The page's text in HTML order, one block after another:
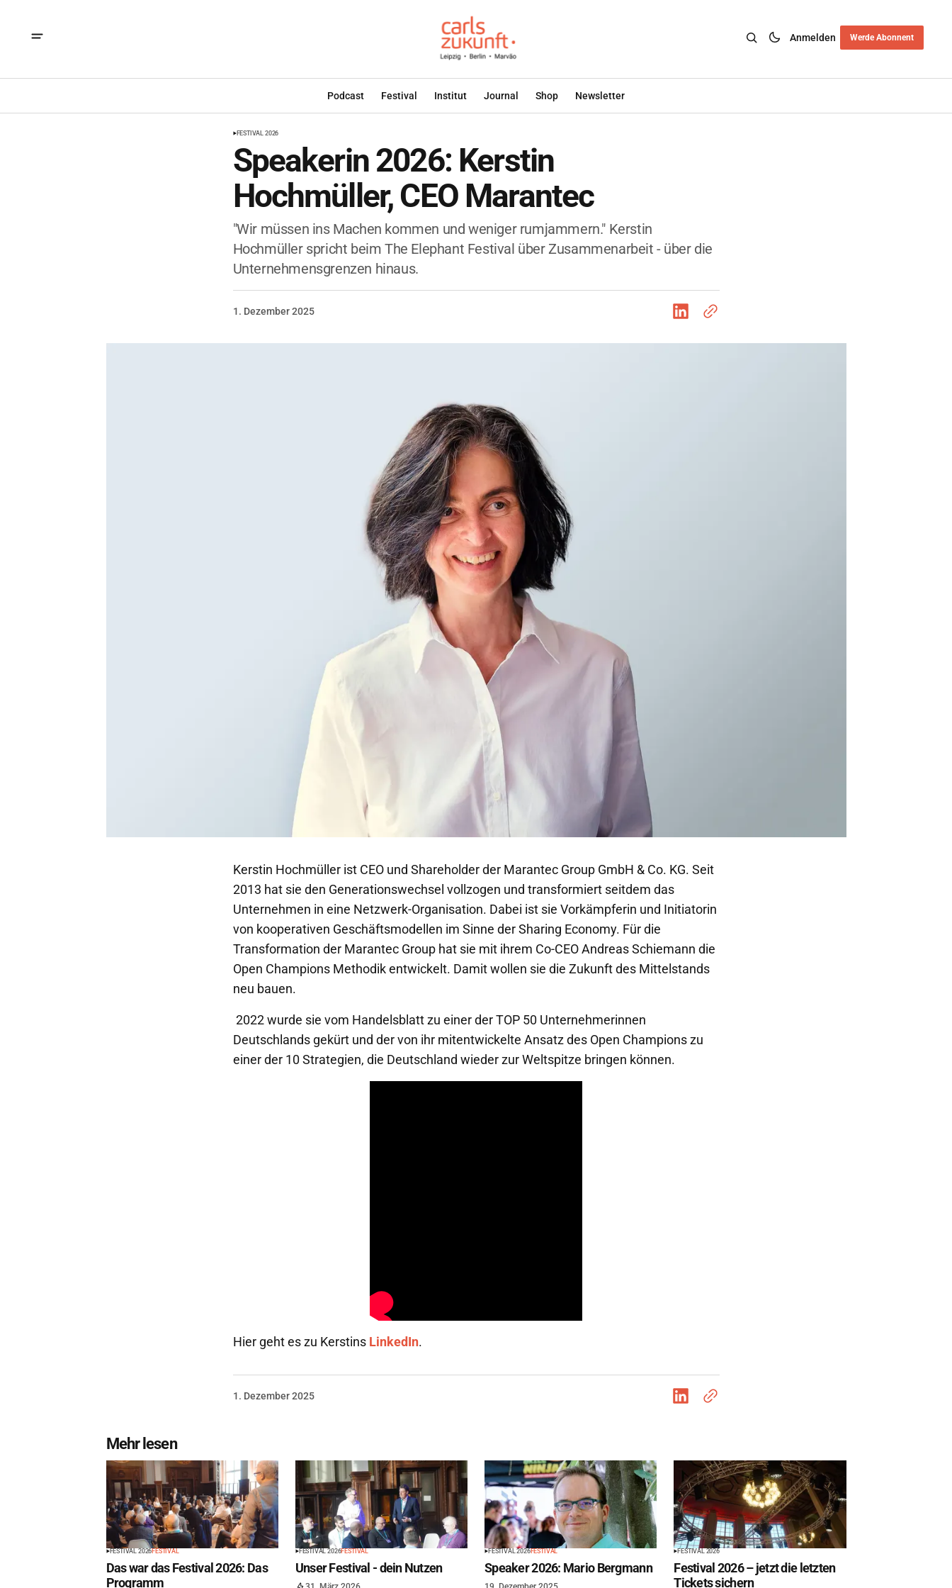
Anmelden Werde Abonnent
Podcast Festival Institut Journal Shop Newsletter
FESTIVAL 2026
Speakerin 2026: Kerstin
Hochmüller, CEO Marantec
"Wir müssen ins Machen kommen und weniger rumjammern." Kerstin
Hochmüller spricht beim The Elephant Festival über Zusammenarbeit - über die
Unternehmensgrenzen hinaus.
1. Dezember 2025
Kerstin Hochmüller ist CEO und Shareholder der Marantec Group GmbH & Co. KG. Seit
2013 hat sie den Generationswechsel vollzogen und transformiert seitdem das
Unternehmen in eine Netzwerk-Organisation. Dabei ist sie Vorkämpferin und Initiatorin
von kooperativen Geschäftsmodellen im Sinne der Sharing Economy. Für die
Transformation der Marantec Group hat sie mit ihrem Co-CEO Andreas Schiemann die
Open Champions Methodik entwickelt. Damit wollen sie die Zukunft des Mittelstands
neu bauen.
2022 wurde sie vom Handelsblatt zu einer der TOP 50 Unternehmerinnen
Deutschlands gekürt und der von ihr mitentwickelte Ansatz des Open Champions zu
einer der 10 Strategien, die Deutschland wieder zur Weltspitze bringen können.
Hier geht es zu Kerstins LinkedIn.
1. Dezember 2025
Mehr lesen
FESTIVAL 2026FESTIVAL
Das war das Festival 2026: Das
Programm
FESTIVAL 2026FESTIVAL
Unser Festival - dein Nutzen
FESTIVAL 2026FESTIVAL
Speaker 2026: Mario Bergmann
FESTIVAL 2026
Festival 2026 – jetzt die letzten
Tickets sichern